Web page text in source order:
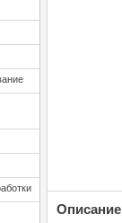
Описание